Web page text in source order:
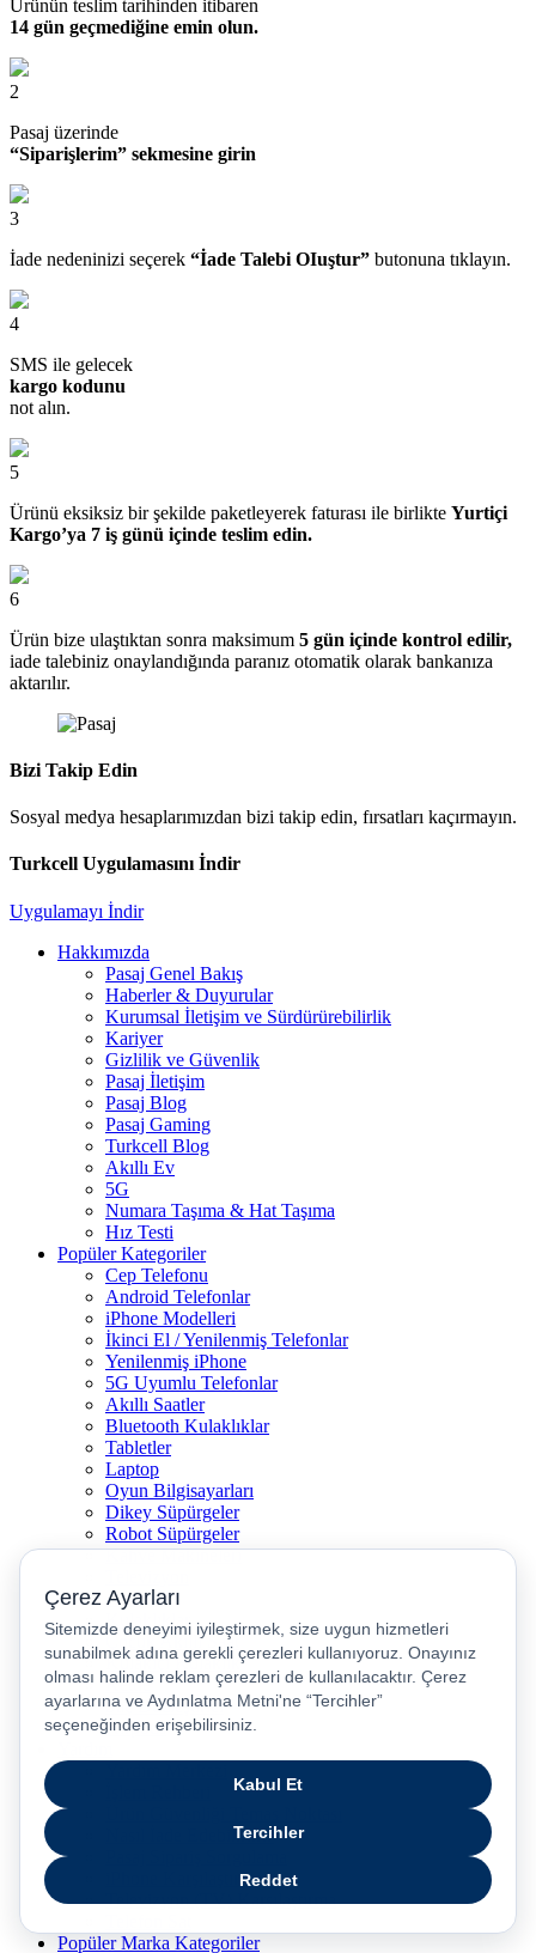
Ürünün teslim tarihinden itibaren
14 gün geçmediğine emin olun.
2
Pasaj üzerinde
“Siparişlerim” sekmesine girin
3
İade nedeninizi seçerek “İade Talebi OIuştur” butonuna tıklayın.
4
SMS ile gelecek
kargo kodunu
not alın.
5
Ürünü eksiksiz bir şekilde paketleyerek faturası ile birlikte Yurtiçi
Kargo’ya 7 iş günü içinde teslim edin.
6
Ürün bize ulaştıktan sonra maksimum 5 gün içinde kontrol edilir,
iade talebiniz onaylandığında paranız otomatik olarak bankanıza
aktarılır.
Bizi Takip Edin
Sosyal medya hesaplarımızdan bizi takip edin, fırsatları kaçırmayın.
Turkcell Uygulamasını İndir
Uygulamayı İndir
Hakkımızda
Pasaj Genel Bakış
Haberler & Duyurular
Kurumsal İletişim ve Sürdürürebilirlik
Kariyer
Gizlilik ve Güvenlik
Pasaj İletişim
Pasaj Blog
Pasaj Gaming
Turkcell Blog
Akıllı Ev
5G
Numara Taşıma & Hat Taşıma
Hız Testi
Popüler Kategoriler
Cep Telefonu
Android Telefonlar
iPhone Modelleri
İkinci El / Yenilenmiş Telefonlar
Yenilenmiş iPhone
5G Uyumlu Telefonlar
Akıllı Saatler
Bluetooth Kulaklıklar
Tabletler
Laptop
Oyun Bilgisayarları
Dikey Süpürgeler
Robot Süpürgeler
Kahve Makineleri
Airfryer
Kulaklıklar
Çocuk Akıllı Saat
Kulakiçi Kulaklık
Kettle
Saç Düzleştirici
Airpods
Nasıl İade Edebilirim?
iPhone Karşılaştırma
Televizyon (TV) Karşılaştırma
Popüler Marka Kategoriler